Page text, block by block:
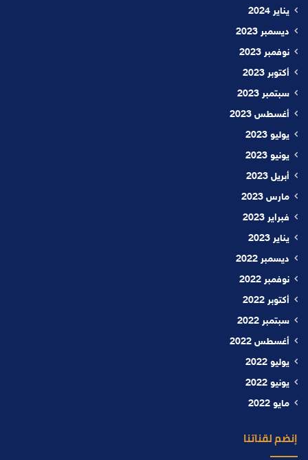
يناير 2024
ديسمبر 2023
نوفمبر 2023
أكتوبر 2023
سبتمبر 2023
أغسطس 2023
يوليو 2023
يونيو 2023
أبريل 2023
مارس 2023
فبراير 2023
يناير 2023
ديسمبر 2022
نوفمبر 2022
أكتوبر 2022
سبتمبر 2022
أغسطس 2022
يوليو 2022
يونيو 2022
مايو 2022
إنضم لقناتنا